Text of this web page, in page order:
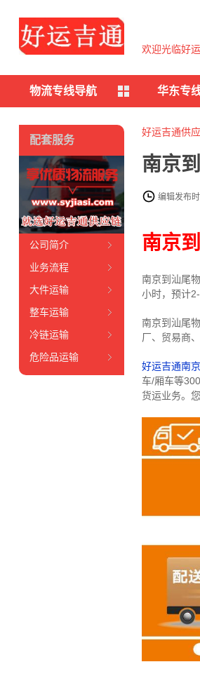
欢迎光临好
物流专线导航 华东专
好运吉通供
南京
编辑发布
南京
南京到汕尾
小时，预计
南京到汕尾
厂、贸易商
好运吉通南
车/厢车等
货运业务。
配套服务
公司简介
业务流程
大件运输
整车运输
冷链运输
危险品运输